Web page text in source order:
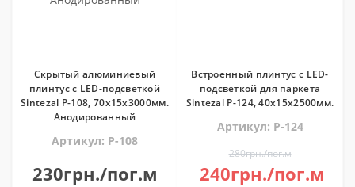
Скрытый алюминиевый
плинтус с LED-подсветкой
Sintezal P-108, 70х15х3000мм.
Анодированный
Артикул: P-108
230грн./пог.м
Встроенный плинтус с LED-
подсветкой для паркета
Sintezal Р-124, 40х15х2500мм.
Артикул: P-124
280грн./пог.м
240грн./пог.м